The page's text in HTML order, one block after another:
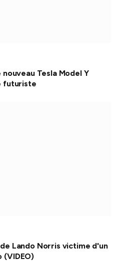
Tesla Model Y
futuriste
Lando Norris victime d'un
(VIDEO)